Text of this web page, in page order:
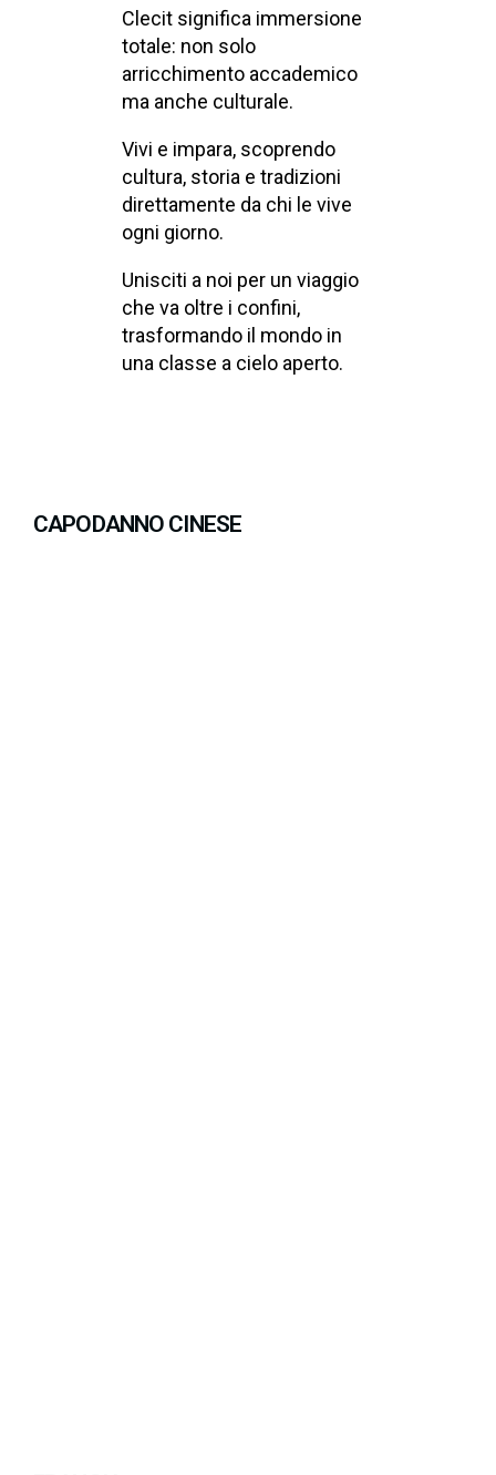
Clecit significa immersione
totale: non solo
arricchimento accademico
ma anche culturale.
Vivi e impara, scoprendo
cultura, storia e tradizioni
direttamente da chi le vive
ogni giorno.
Unisciti a noi per un viaggio
che va oltre i confini,
trasformando il mondo in
una classe a cielo aperto.
CAPODANNO CINESE